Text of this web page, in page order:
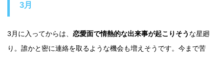
3月
3月に入ってからは、 恋愛面で情熱的な出来事が起こりそう な星廻
り。誰かと密に連絡を取るような機会も増えそうです。今まで苦